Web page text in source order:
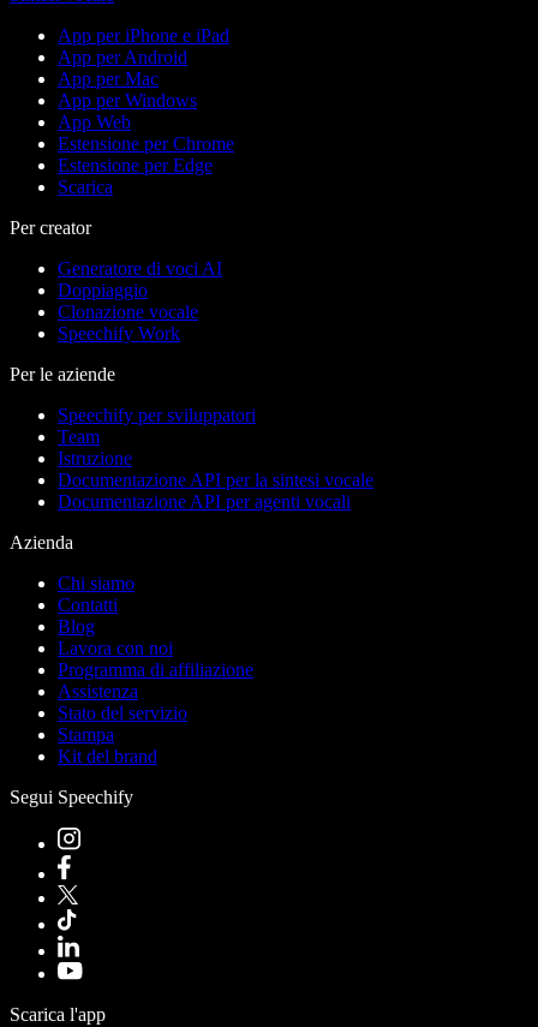
App per iPhone e iPad
App per Android
App per Mac
App per Windows
App Web
Estensione per Chrome
Estensione per Edge
Scarica
Per creator
Generatore di voci AI
Doppiaggio
Clonazione vocale
Speechify Work
Per le aziende
Speechify per sviluppatori
Team
Istruzione
Documentazione API per la sintesi vocale
Documentazione API per agenti vocali
Azienda
Chi siamo
Contatti
Blog
Lavora con noi
Programma di affiliazione
Assistenza
Stato del servizio
Stampa
Kit del brand
Segui Speechify
Scarica l'app